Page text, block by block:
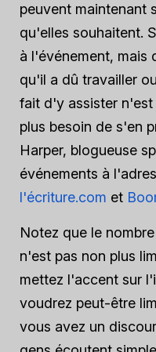
peuvent maintenant
qu'elles souhaitent.
à l'événement, mais
qu'il a dû travailler
fait d'y assister n'est
plus besoin de s'en
Harper, blogueuse
événements à
l'écriture.com et
Notez que le
n'est pas non plus
mettez l'accent sur
voudrez peut-être
vous avez un